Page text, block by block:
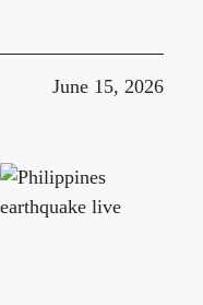
June 15, 2026